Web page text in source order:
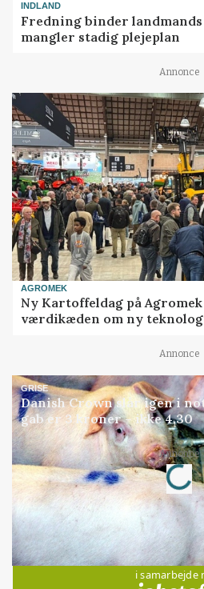
INDLAND
Fredning binder
mangler stadig plejeplan
Annonce
AGROMEK
Ny Kartoffeldag på Agromek
værdikæden om ny
Annonce
GRISE
Danish Crown slår igen i
gab er 3 kroner – ikke 4,30
Annonce
Loading...
i samarbejde